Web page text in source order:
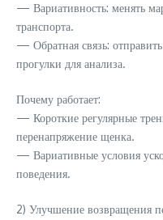
— Вариативность: менять
транспорта.
— Обратная связь:
прогулки для анализа.
Почему работает:
— Короткие регулярные
перенапряжение щенка.
— Вариативные условия
поведения.
2) Улучшение возвращения